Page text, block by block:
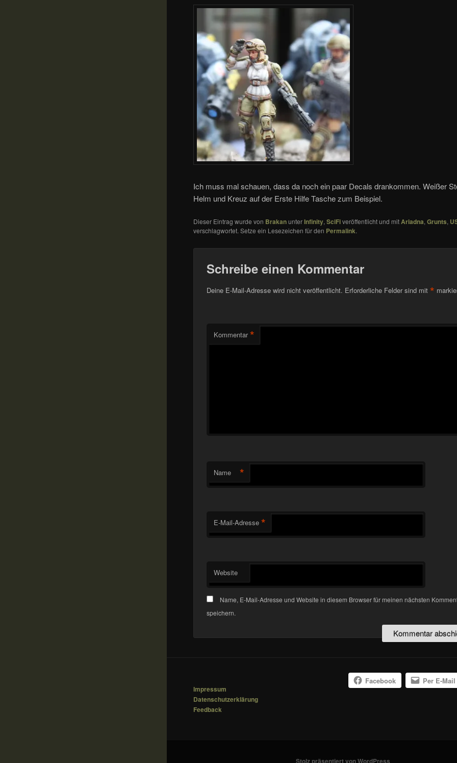
Ich muss mal schauen, dass da noch ein paar Decals drankommen. Weißer
Helm und Kreuz auf der Erste Hilfe Tasche zum Beispiel.
Dieser Eintrag wurde von BrakanunterInfinity,SciFiveröffentlicht und mitAriadna,Grunts,
verschlagwortet. Setze ein Lesezeichen für den Permalink.
Schreibe einen Kommentar
Deine E-Mail-Adresse wird nicht veröffentlicht. Erforderliche Felder sind mit *
Kommentar *
Name *
E-Mail-Adresse *
Website
Name, E-Mail-Adresse und Website in diesem Browser für meinen nächsten
speichern.
Impressum
Datenschutzerklärung
Feedback
Facebook Per E-
Stolz präsentiert von WordPress